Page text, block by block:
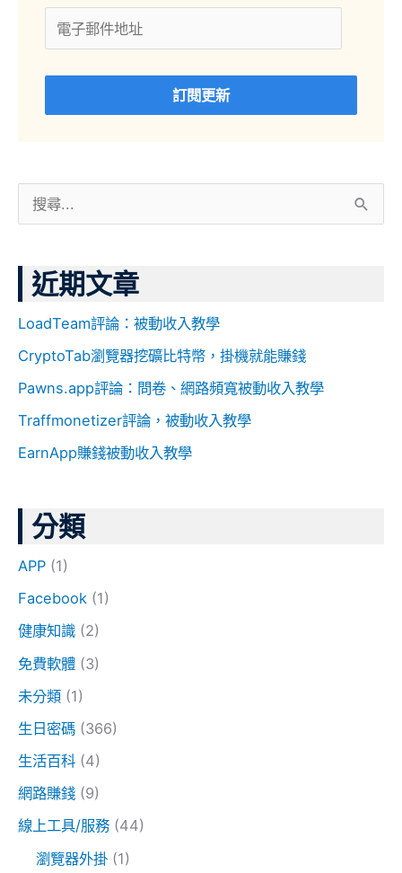
訂閱更新
關
字
:
近期文章
LoadTeam評論：被動收入教學
CryptoTab瀏覽器挖礦比特幣，掛機就能賺錢
Pawns.app評論：問卷、網路頻寬被動收入教學
Traffmonetizer評論，被動收入教學
EarnApp賺錢被動收入教學
分類
APP (1)
Facebook (1)
健康知識 (2)
免費軟體 (3)
未分類 (1)
生日密碼 (366)
生活百科 (4)
網路賺錢 (9)
線上工具/服務 (44)
瀏覽器外掛 (1)